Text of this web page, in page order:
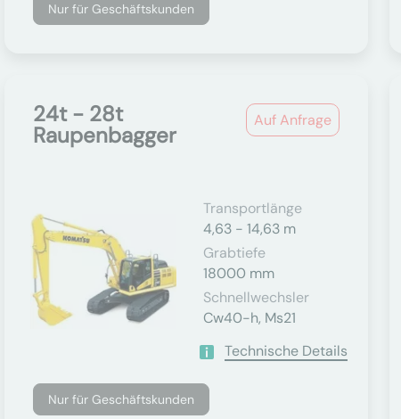
Nur für Geschäftskunden
Auf Anfrage
24t - 28t
Raupenbagger
Transportlänge
4,63 - 14,63 m
Grabtiefe
18000 mm
Schnellwechsler
Cw40-h, Ms21
Technische Details
Nur für Geschäftskunden